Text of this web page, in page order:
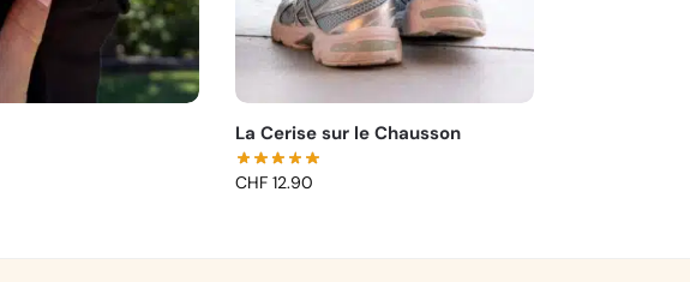
La Cerise sur le Chausson
CHF 12.90